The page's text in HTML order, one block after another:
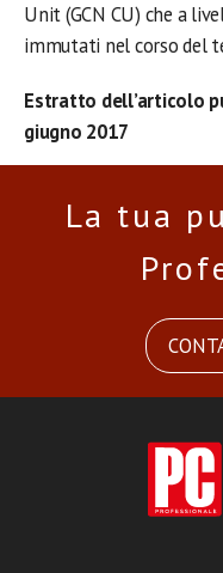
Unit (GCN CU) che a
immutati nel corso del
Estratto dell’articolo
giugno 2017
La tua